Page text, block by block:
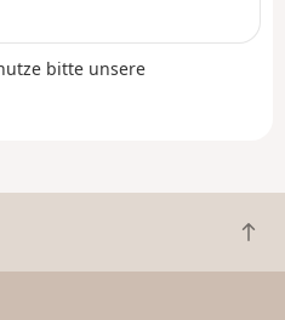
Naturlandschaften
Bahnhof Wavrin
von La Gîte erkunden, den
der Ferne entlanggehen
bitte unsere
Z
u